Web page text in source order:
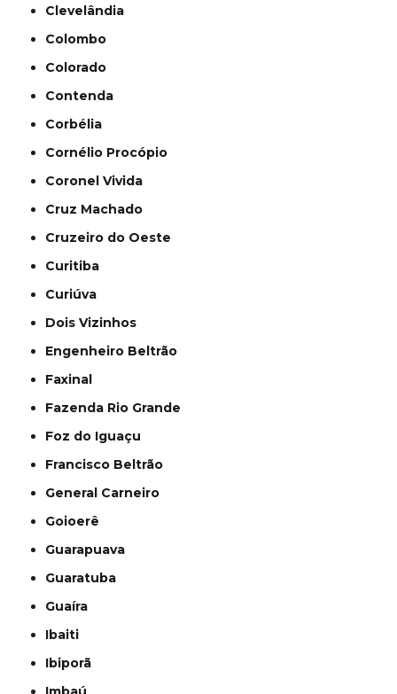
Clevelândia
Colombo
Colorado
Contenda
Corbélia
Cornélio Procópio
Coronel Vivida
Cruz Machado
Cruzeiro do Oeste
Curitiba
Curiúva
Dois Vizinhos
Engenheiro Beltrão
Faxinal
Fazenda Rio Grande
Foz do Iguaçu
Francisco Beltrão
General Carneiro
Goioerê
Guarapuava
Guaratuba
Guaíra
Ibaiti
Ibiporã